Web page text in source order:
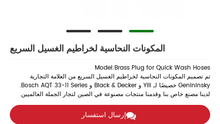
المكونات النحاسية لخراطيم الغسيل السريع
Model:Brass Plug for Quick Wash Hoses
تم تصميم المكونات النحاسية لخراطيم الغسيل السريع من العلامة التجارية
Genininsky خصيصًا لـ Yili و Black & Decker و Bosch AQT 33-11 Series.
لدينا مصنع خاص بنا وقدمنا ​​منتجات مصنوعة في الصين لتجار الجملة العالميين.
إرسال استفسار